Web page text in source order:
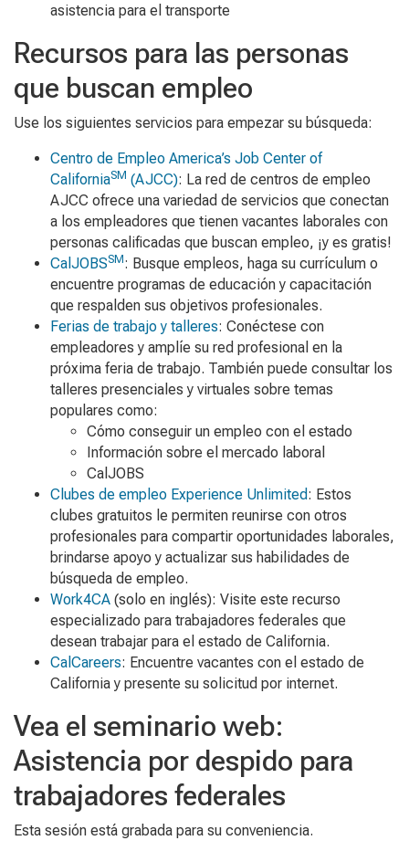
asistencia para el transporte
Recursos para las personas
que buscan empleo
Use los siguientes servicios para empezar su búsqueda:
Centro de Empleo America’s Job Center of
CaliforniaSM (AJCC): La red de centros de empleo
AJCC ofrece una variedad de servicios que conectan
a los empleadores que tienen vacantes laborales con
personas calificadas que buscan empleo, ¡y es gratis!
CalJOBSSM : Busque empleos, haga su currículum o
encuentre programas de educación y capacitación
que respalden sus objetivos profesionales.
Ferias de trabajo y talleres: Conéctese con
empleadores y amplíe su red profesional en la
próxima feria de trabajo. También puede consultar los
talleres presenciales y virtuales sobre temas
populares como:
Cómo conseguir un empleo con el estado
Información sobre el mercado laboral
CalJOBS
Clubes de empleo Experience Unlimited: Estos
clubes gratuitos le permiten reunirse con otros
profesionales para compartir oportunidades laborales,
brindarse apoyo y actualizar sus habilidades de
búsqueda de empleo.
Work4CA (solo en inglés): Visite este recurso
especializado para trabajadores federales que
desean trabajar para el estado de California.
CalCareers: Encuentre vacantes con el estado de
California y presente su solicitud por internet.
Vea el seminario web:
Asistencia por despido para
trabajadores federales
Esta sesión está grabada para su conveniencia.